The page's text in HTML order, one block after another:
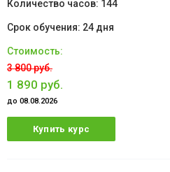
144
24 дня
3 800 руб.
1 890 руб.
до 08.08.2026
Купить курс